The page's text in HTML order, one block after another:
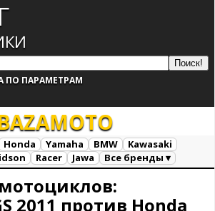
ПАРАМЕТРАМ
MOTO
Honda Yamaha BMW
Kawasaki
Racer Jawa
Все бренды ▾
2011 против Honda